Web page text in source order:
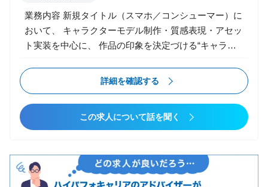
調整 キャラクター・背景・エフェクトの描画負荷最適
化 リグ／スキニング／アニメーションBPの技術支援
DCCツール（Maya / Blender / Houdini 等）との連携ワ
ークフロー構築 アーティスト向けツール／自動化スク
リプトの設計・開発 エンジニア・アーティスト間の技
術的調整・課題解決 アセット管理ルール・制作フロー
業務内容 新規タイトル（スマホ／コンシューマー）に
おいて、 キャラクターモデル制作・質感表現・アセッ
ト実装を中心に、 作品の印象を決定づける“キャラづ
ー・アニメーター・エンジニアと密に連携し、 世界観
に沿ったビジュアルクオリティの追求に取り組んでい
ただきます。 【主な業務】 ▼ キャラクターモデリン
グ キャラクター、NPC、モンスターのモデリング ス
毛流れ表現（必要に応じて） PBRベースでのマテリア
ル制作 顔／表情の設計補助（アニメーション部門との
詳細を確認する
この求人について話を聞く